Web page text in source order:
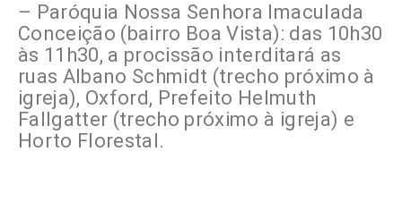
– Paróquia Nossa Senhora Imaculada
Conceição (bairro Boa Vista): das 10h30
às 11h30, a procissão interditará as
ruas Albano Schmidt (trecho próximo à
igreja), Oxford, Prefeito Helmuth
Fallgatter (trecho próximo à igreja) e
Horto Florestal.